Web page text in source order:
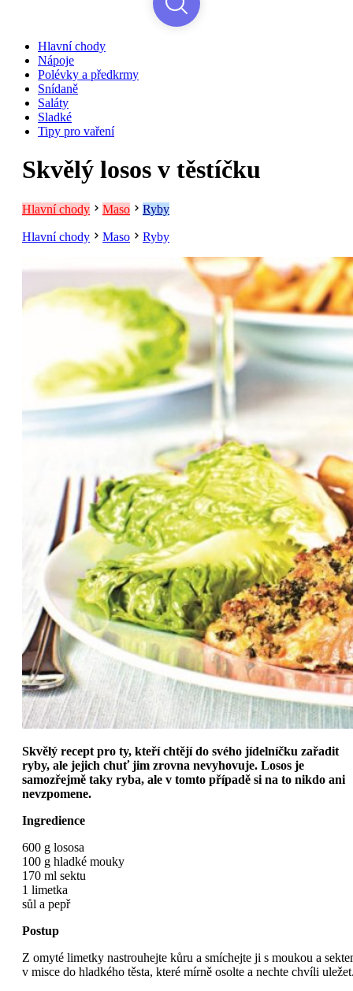
Hlavní chody
Nápoje
Polévky a předkrmy
Snídaně
Saláty
Sladké
Tipy pro vaření
Skvělý losos v těstíčku
Hlavní chody Maso Ryby
Hlavní chody Maso Ryby
Skvělý recept pro ty, kteří chtějí do svého jídelníčku zařadit
ryby, ale jejich chuť jim zrovna nevyhovuje. Losos je
samozřejmě taky ryba, ale v tomto případě si na to nikdo ani
nevzpomene.
Ingredience
600 g lososa
100 g hladké mouky
170 ml sektu
1 limetka
sůl a pepř
Postup
Z omyté limetky nastrouhejte kůru a smíchejte ji s moukou a
v misce do hladkého těsta, které mírně osolte a nechte chvíli